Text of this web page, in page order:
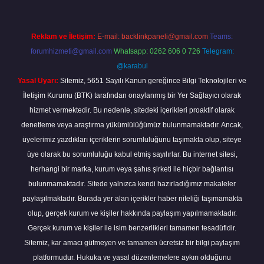
Reklam ve İletişim: E-mail: backlinkpaneli@gmail.com Teams:
forumhizmeti@gmail.com Whatsapp: 0262 606 0 726 Telegram:
@karabul
Yasal Uyarı: Sitemiz, 5651 Sayılı Kanun gereğince Bilgi Teknolojileri ve
İletişim Kurumu (BTK) tarafından onaylanmış bir Yer Sağlayıcı olarak
hizmet vermektedir. Bu nedenle, sitedeki içerikleri proaktif olarak
denetleme veya araştırma yükümlülüğümüz bulunmamaktadır. Ancak,
üyelerimiz yazdıkları içeriklerin sorumluluğunu taşımakta olup, siteye
üye olarak bu sorumluluğu kabul etmiş sayılırlar. Bu internet sitesi,
herhangi bir marka, kurum veya şahıs şirketi ile hiçbir bağlantısı
bulunmamaktadır. Sitede yalnızca kendi hazırladığımız makaleler
paylaşılmaktadır. Burada yer alan içerikler haber niteliği taşımamakta
olup, gerçek kurum ve kişiler hakkında paylaşım yapılmamaktadır.
Gerçek kurum ve kişiler ile isim benzerlikleri tamamen tesadüfidir.
Sitemiz, kar amacı gütmeyen ve tamamen ücretsiz bir bilgi paylaşım
platformudur. Hukuka ve yasal düzenlemelere aykırı olduğunu